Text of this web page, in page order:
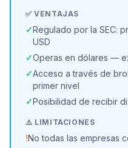
✅ VENTAJAS
✓Regulado por la SEC:
USD
✓Operas en dólares —
✓Acceso a través de
primer nivel
✓Posibilidad de recibir
⚠️ LIMITACIONES
!No todas las empresas